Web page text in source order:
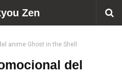
Zen
anime Ghost in the Shell
del